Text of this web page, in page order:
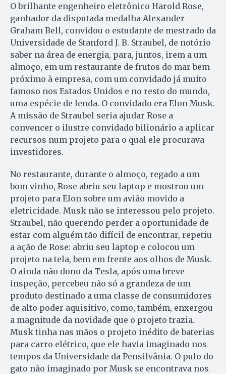
O brilhante engenheiro eletrônico Harold Rose,
ganhador da disputada medalha Alexander
Graham Bell, convidou o estudante de mestrado da
Universidade de Stanford J. B. Straubel, de notório
saber na área de energia, para, juntos, irem a um
almoço, em um restaurante de frutos do mar bem
próximo à empresa, com um convidado já muito
famoso nos Estados Unidos e no resto do mundo,
uma espécie de lenda. O convidado era Elon Musk.
A missão de Straubel seria ajudar Rose a
convencer o ilustre convidado bilionário a aplicar
recursos num projeto para o qual ele procurava
investidores.
No restaurante, durante o almoço, regado a um
bom vinho, Rose abriu seu laptop e mostrou um
projeto para Elon sobre um avião movido a
eletricidade. Musk não se interessou pelo projeto.
Straubel, não querendo perder a oportunidade de
estar com alguém tão difícil de encontrar, repetiu
a ação de Rose: abriu seu laptop e colocou um
projeto na tela, bem em frente aos olhos de Musk.
O ainda não dono da Tesla, após uma breve
inspeção, percebeu não só a grandeza de um
produto destinado a uma classe de consumidores
de alto poder aquisitivo, como, também, enxergou
a magnitude da novidade que o projeto trazia.
Musk tinha nas mãos o projeto inédito de baterias
para carro elétrico, que ele havia imaginado nos
tempos da Universidade da Pensilvânia. O pulo do
gato não imaginado por Musk se encontrava nos